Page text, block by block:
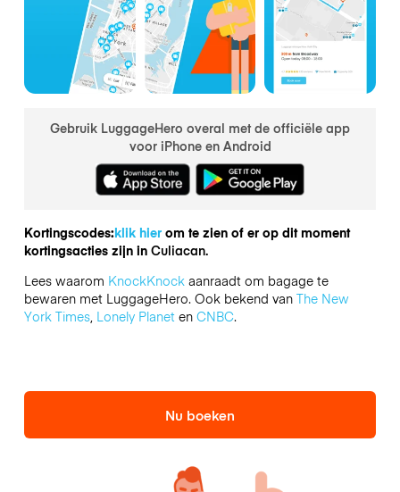
Gebruik LuggageHero overal met de officiële app
voor iPhone en Android
Kortingscodes:klik hierom te zien of er op dit moment
kortingsacties zijn in Culiacan.
Lees waarom KnockKnockaanraadt om bagage te
bewaren met LuggageHero. Ook bekend van The New
York Times, Lonely Planeten CNBC.
Nu boeken